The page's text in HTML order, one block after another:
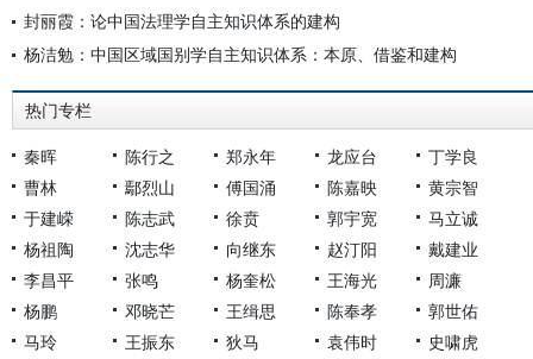
封丽霞：论中国法理学自主知识体系的建构
杨洁勉：中国区域国别学自主知识体系：本原、借鉴和建构
热门专栏
秦晖 陈行之 郑永年 龙应台
丁学良
曹林
鄢烈山 傅国涌 陈嘉映
黄宗智
于建嵘
陈志武 徐贲 郭宇宽
马立诚
杨祖陶
沈志华 向继东 赵汀阳
戴建业
李昌平
张鸣 杨奎松 王海光
周濂
杨鹏
邓晓芒 王缉思 陈奉孝
郭世佑
马玲
王振东 狄马 袁伟时 史啸虎